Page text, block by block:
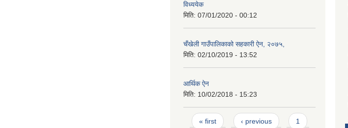
विध्ययेक
मिति: 07/01/2020 - 00:12
चँखेली गाउँपालिकाको सहकारी ऐन, २०७५,
मिति: 02/10/2019 - 13:52
आर्थिक ऐन
मिति: 10/02/2018 - 15:23
Pages
« first ‹ previous 1